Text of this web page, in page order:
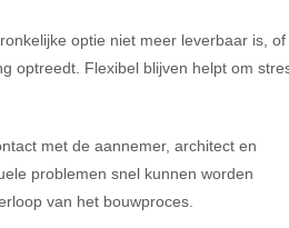
optie niet meer leverbaar is, of
optreedt. Flexibel blijven helpt om
met de aannemer, architect en
problemen snel kunnen worden
van het bouwproces.